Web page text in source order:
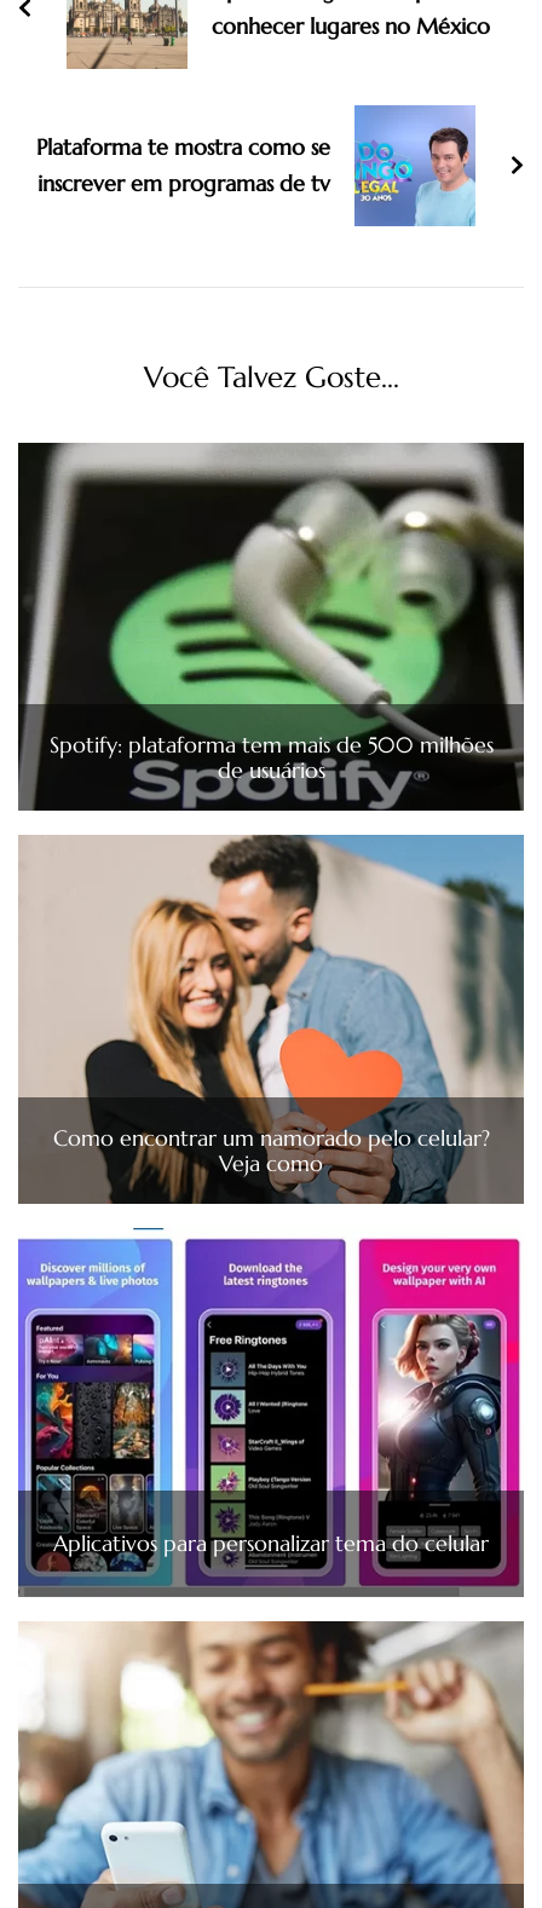
conhecer lugares no México
Plataforma te mostra como se
inscrever em programas de tv
Você Talvez Goste...
Spotify: plataforma tem mais de 500 milhões
de usuários
Como encontrar um namorado pelo celular?
Veja como
Aplicativos para personalizar tema do celular